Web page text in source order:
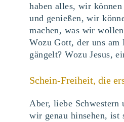
haben alles, wir
und genießen, wir
machen, was wir
Wozu Gott, der uns am
gängelt? Wozu Jesus,
Schein-Freiheit, die
Aber, liebe Schwestern
wir genau hinsehen, ist